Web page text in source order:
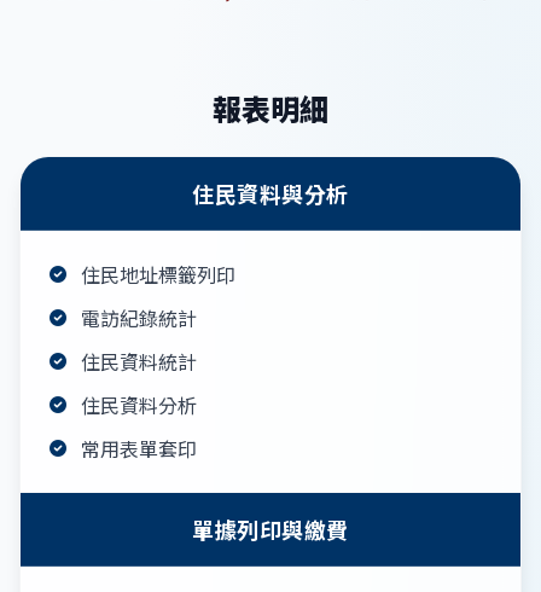
報表明細
住民資料與分析
住民地址標籤列印
電訪紀錄統計
住民資料統計
住民資料分析
常用表單套印
單據列印與繳費